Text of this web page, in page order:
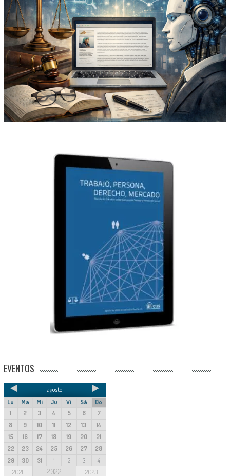
EVENTOS
agosto
Lu Ma Mi Ju Vi Sá
Do
1
2 3 4 5 6
7
8
9 10 11 12 13
14
15
16 17 18 19 20
21
22
23 24 25 26 27
28
29
30 31 1 2 3 4
2021 2022 2023